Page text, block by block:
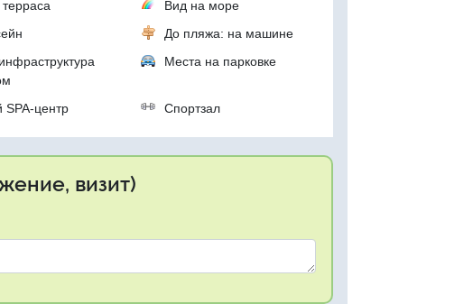
терраса
Вид на море
До пляжа: на машине
Места на парковке
SPA-центр Спортзал
визит)